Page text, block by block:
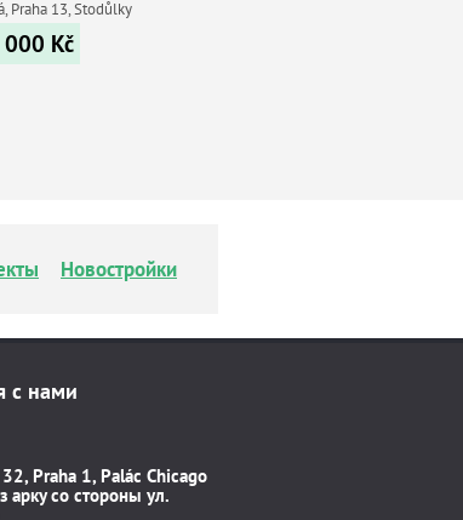
Praha 13, Stodůlky
Kč
Новостройки
с нами
Praha 1, Palác Chicago
арку со стороны ул.